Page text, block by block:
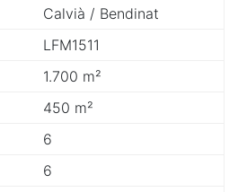
Calvià / Bendinat
LFM1511
1.700 m²
450 m²
6
6